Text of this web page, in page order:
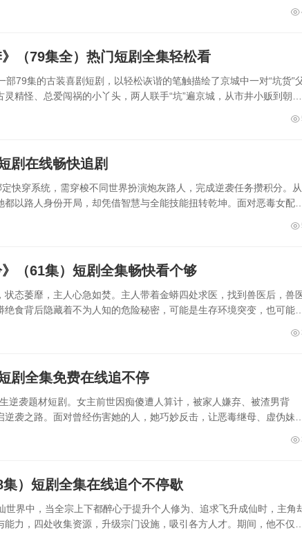
（79集全）热门短剧全集轻松看
79集的古装喜剧短剧，以轻松诙谐的笔触描绘了京城中一对“坑货”
精怪、总爱闯祸的小丫头，两人联手“坑”遍京城，从市井小贩到朝堂
剧在线畅快追剧
快穿系统，需穿梭不同世界扮演炮灰路人，完成逆袭任务攒积分。从
以路人身份开局，却凭借智慧与全能技能扭转乾坤。面对恶毒女配的
（61集）短剧全集畅快看个够
态萎靡，主人心急如焚。主人带着金蟒四处求医，找到兽医后，兽
食背后隐藏着不为人知的危险秘密，可能是生存环境突变，也可能是
剧全集免费在线追不停
逆袭题材短剧。女主前世因痴傻遭人算计，被家人嫌弃、被渣男背
袭之路。面对曾经伤害她的人，她巧妙反击，让恶毒继母、虚伪妹妹
）短剧全集在线追个不停歇
世界中，当全宗上下都醉心于提升个人修为、追求飞升成仙时，主角
力，四处收集资源，升级宗门设施，吸引各方人才。期间，他不仅要